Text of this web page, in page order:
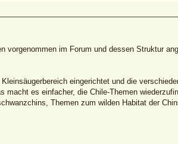
vorgenommen im Forum und dessen Struktur
eingerichtet und die
es einfacher, die Chile-Themen
Themen zum wilden Habitat der